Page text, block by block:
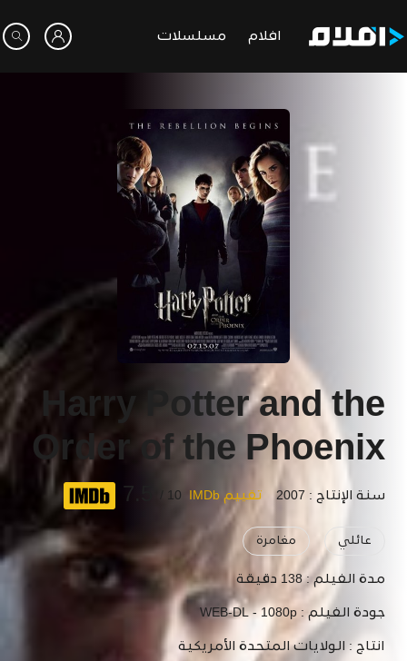
افلام مسلسلات
Harry Potter and the
Order of the Phoenix
سنة الإنتاج : 2007 تقييم IMDb 10 /
7.5
عائلي مغامرة
مدة الفيلم :138 دقيقة
جودة الفيلم : WEB-DL - 1080p
انتاج : الولايات المتحدة الأمريكية